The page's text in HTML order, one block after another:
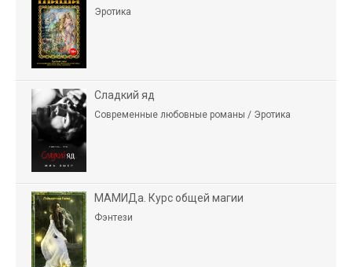
Эротика
Сладкий яд
Современные любовные романы / Эротика
МАМИДа. Курс общей магии
Фэнтези